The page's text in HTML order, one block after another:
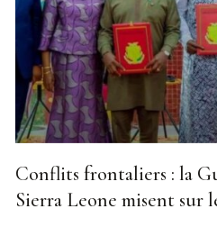
Conflits frontaliers : la
Sierra Leone misent sur